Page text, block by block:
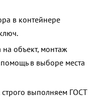
в контейнере
объект, монтаж
в выборе места
выполняем ГОСТ